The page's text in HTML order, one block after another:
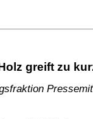
greift zu